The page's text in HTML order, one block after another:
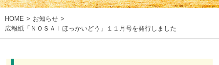
HOME
お知らせ
広報紙「ＮＯＳＡＩほっかいどう」１１月号を発行しました